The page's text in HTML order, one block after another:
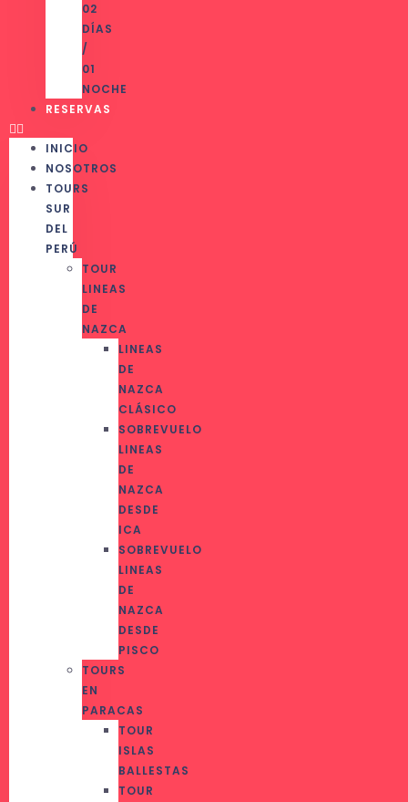
02
DÍAS
/
01
NOCHE
RESERVAS
INICIO
NOSOTROS
TOURS
SUR
DEL
PERÚ
TOUR
LINEAS
DE
NAZCA
LINEAS
DE
NAZCA
CLÁSICO
SOBREVUELO
LINEAS
DE
NAZCA
DESDE
ICA
SOBREVUELO
LINEAS
DE
NAZCA
DESDE
PISCO
TOURS
EN
PARACAS
TOUR
ISLAS
BALLESTAS
TOUR